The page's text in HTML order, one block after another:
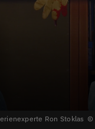
Ron Stoklas